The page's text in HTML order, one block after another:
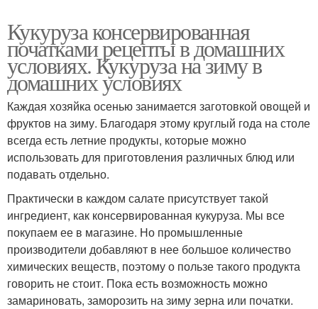
Кукуруза консервированная
початками рецепты в домашних
условиях. Кукуруза на зиму в
домашних условиях
Каждая хозяйка осенью занимается заготовкой овощей и
фруктов на зиму. Благодаря этому круглый года на столе
всегда есть летние продукты, которые можно
использовать для приготовления различных блюд или
подавать отдельно.
Практически в каждом салате присутствует такой
ингредиент, как консервированная кукуруза. Мы все
покупаем ее в магазине. Но промышленные
производители добавляют в нее большое количество
химических веществ, поэтому о пользе такого продукта
говорить не стоит. Пока есть возможность можно
замариновать, заморозить на зиму зерна или початки.